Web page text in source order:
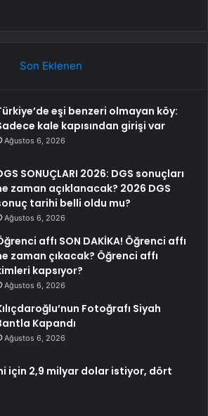
Son Eklenen
eşi benzeri olmayan köy:
kale kapısından girişi var
Ağustos 6, 2026
SONUÇLARI 2026: DGS sonuçları
zaman açıklanacak? 2026 DGS
tarihi belli oldu mu?
Ağustos 6, 2026
affı SON DAKİKA! Öğrenci affı
zaman çıkacak? Öğrenci affı
kapsıyor?
Ağustos 6, 2026
Fotoğrafı Siyah
Kapandı
Ağustos 6, 2026
için 2,9 milyar dolar istiyor, dört